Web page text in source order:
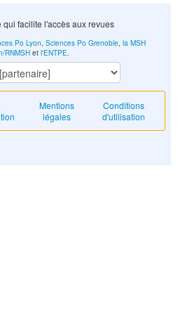
qui facilite l'accès aux revues
Mentions
légales
Conditions
d'utilisation
Po Lyon, Sciences Po Grenoble, la MSH
RNMSH et l'ENTPE.